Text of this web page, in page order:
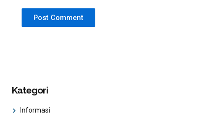
Kategori
Informasi